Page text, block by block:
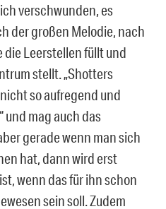
verschwunden, es
der großen Melodie, nach
Leerstellen füllt und
stellt. „Shotters
so aufregend und
und mag auch das
gerade wenn man sich
hat, dann wird erst
wenn das für ihn schon
sein soll. Zudem